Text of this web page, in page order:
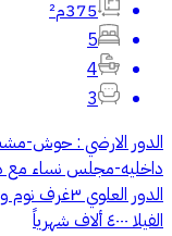
375م²
5
4
3
الدور الارضي : حوش-
داخليه-مجلس نساء مع
الدور
الفيلا ٤٠٠٠ ألاف شهرياً